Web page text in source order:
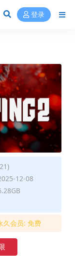
登录
12-08
久会员: 免费